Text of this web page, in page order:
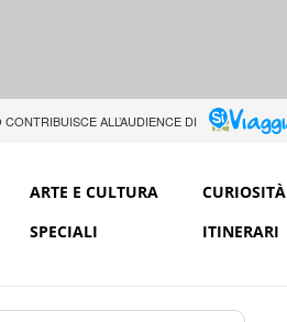
ALL’AUDIENCE DI
ARTE E CULTURA CURIOSITÀ
SPECIALI ITINERARI